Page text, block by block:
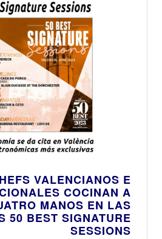
VALENCIANOS E
COCINAN A
MANOS EN LAS
50 BEST SIGNATURE
SESSIONS